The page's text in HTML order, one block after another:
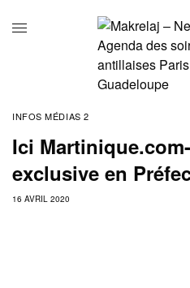
INFOS MÉDIAS 2
Ici
exclusive en
16 AVRIL 2020